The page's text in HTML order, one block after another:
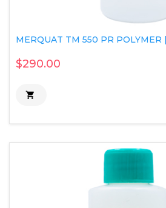
MERQUAT TM 550 PR POLYMER
$290.00
